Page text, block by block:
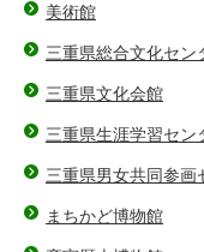
美術館
三重県総合文化セン
三重県文化会館
三重県生涯学習セン
三重県男女共同参画
まちかど博物館